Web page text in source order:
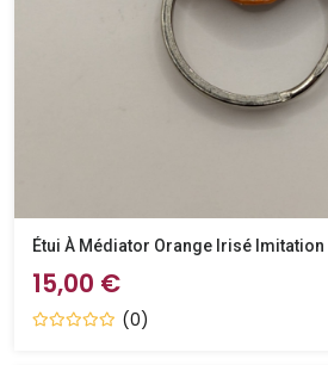
Étui À Médiator Orange Irisé
15,00 €
(0)